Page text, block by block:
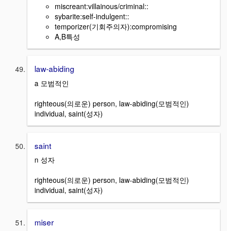
miscreant:villainous/criminal::
sybarite:self-indulgent::
temporizer(기회주의자):compromising
A,B특성
law-abiding
a 모범적인
righteous(의로운) person, law-abiding(모범적인)
individual, saint(성자)
saint
n 성자
righteous(의로운) person, law-abiding(모범적인)
individual, saint(성자)
miser